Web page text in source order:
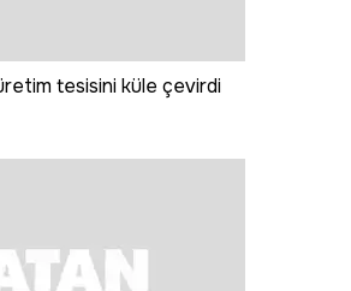
tesisini küle çevirdi